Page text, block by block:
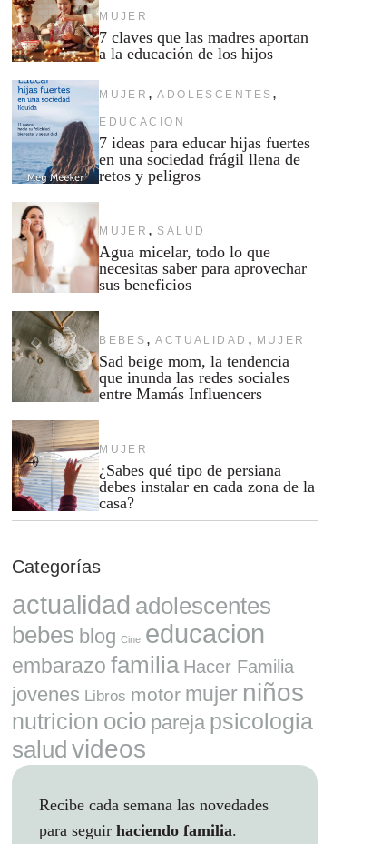
MUJER
7 claves que las madres aportan
a la educación de los hijos
MUJER , ADOLESCENTES ,
EDUCACION
7 ideas para educar hijas fuertes
en una sociedad frágil llena de
retos y peligros
MUJER , SALUD
Agua micelar, todo lo que
necesitas saber para aprovechar
sus beneficios
BEBES , ACTUALIDAD , MUJER
Sad beige mom, la tendencia
que inunda las redes sociales
entre Mamás Influencers
MUJER
¿Sabes qué tipo de persiana
debes instalar en cada zona de la
casa?
Categorías
actualidad adolescentes
bebes blog Cine educacion
embarazo familia Hacer Familia
jovenes Libros motor mujer niños
nutricion ocio pareja psicologia
salud videos
Recibe cada semana las novedades
para seguir haciendo familia.